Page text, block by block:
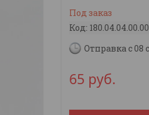
Под заказ
Код: 180.04.04.00.00
Отправка с 08
65 руб.